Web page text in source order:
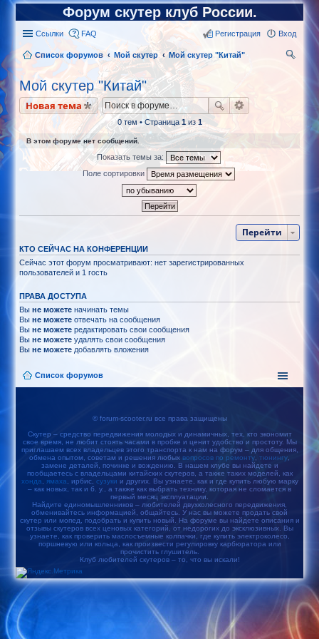
Форум скутер клуб России.
Ссылки FAQ Вход
Регистрация
Список форумов Мой скутер
Мой скутер "Китай"
Мой скутер "Китай"
Новая тема
0 тем • Страница 1из 1
В этом форуме нет сообщений.
Показать темы за:
Поле сортировки
Перейти
КТО СЕЙЧАС НА КОНФЕРЕНЦИИ
Сейчас этот форум просматривают: нет зарегистрированных
пользователей и 1 гость
ПРАВА ДОСТУПА
Выне можете начинать темы
Выне можете отвечать на сообщения
Выне можете редактировать свои сообщения
Выне можете удалять свои сообщения
Выне можете добавлять вложения
Список форумов
© forum-scooter.ru все права защищены
Скутер – средство передвижения молодых и динамичных, тех, кто экономит
свое время, не любит стоять часами в пробке и ценит удобство и простоту. Мы
приглашаем всех владельцев этого транспорта к нам на форум – для общения,
обмена опытом, советам и решения любых вопросов по ремонту тюнингу
замене деталей, починке и вождению. В нашем клубе вы найдете и
пообщаетесь с владельцами китайских скутеров, а также таких моделей, как
хонда
ямаха , ирбис, сузуки и других. Вы узнаете, как и где купить любую марку
– как новых, так и б. у., а также как выбрать технику, которая не сломается в
первый месяц эксплуатации.
Найдите единомышленников – любителей двухколесного передвижения,
обменивайтесь информацией, общайтесь. У нас вы можете продать свой
скутер или мопед, подобрать и купить новый. На форуме вы найдете описания и
отзывы скутеров всех ценовых категорий, от недорогих до эксклюзивных. Вы
узнаете, как проверить маслосъемные колпачки, где купить электроколесо,
поршневую или кольца, как произвести регулировку карбюратора или
прочистить глушитель.
Клуб любителей скутеров – то, что вы искали!